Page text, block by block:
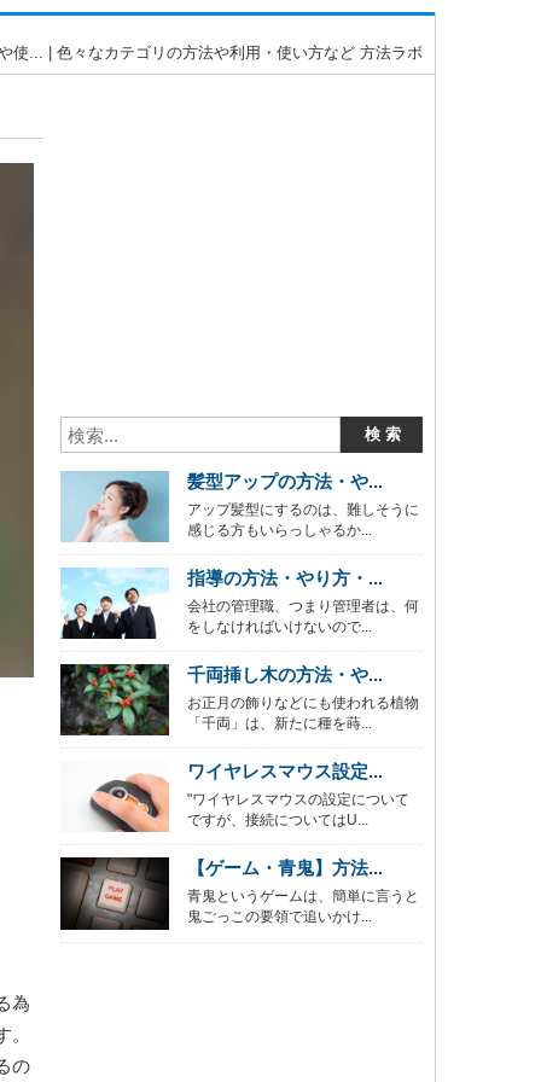
使... | 色々なカテゴリの方法や利用・使い方など 方法ラボ
為
の
髪型アップの方法・や...
アップ髪型にするのは、難しそうに
感じる方もいらっしゃるか...
指導の方法・やり方・...
会社の管理職、つまり管理者は、何
をしなければいけないので...
千両挿し木の方法・や...
お正月の飾りなどにも使われる植物
「千両」は、新たに種を蒔...
ワイヤレスマウス設定...
"ワイヤレスマウスの設定について
ですが、接続についてはU...
【ゲーム・青鬼】方法...
青鬼というゲームは、簡単に言うと
鬼ごっこの要領で追いかけ...